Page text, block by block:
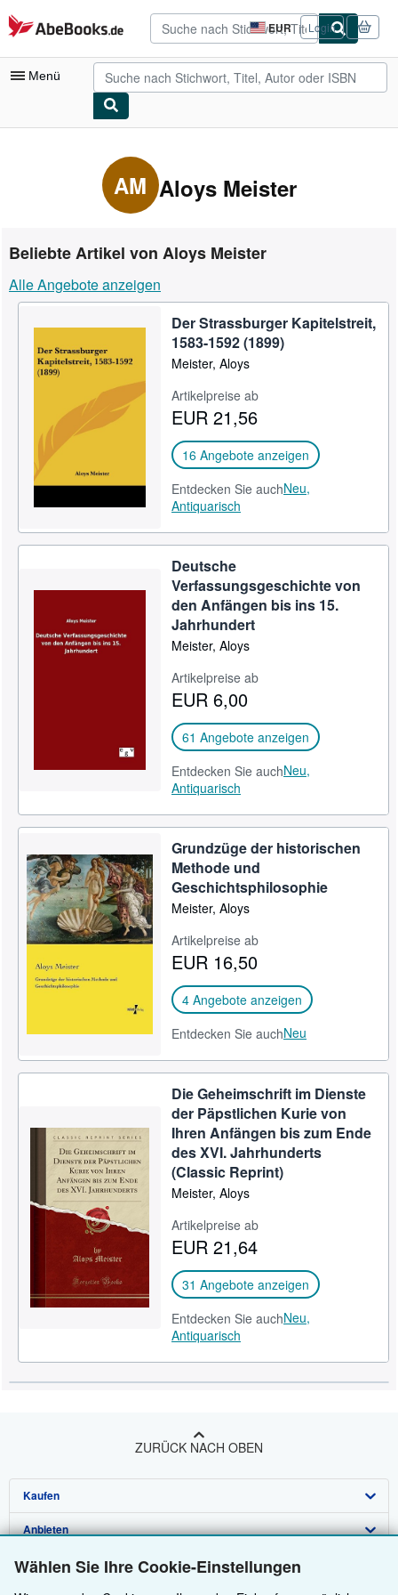
Wählen Sie Ihre Cookie-Einstellungen
Zum Hauptinhalt
AbeBooks.de EUR
Seite
der
Einkaufseinstellungen.
Login
Menü
Meine Bestellungen
Kunst & Sammlerstücke
Verkäufer
Verkäufer werden
SCHLIESSEN
AM Aloys Meister
Beliebte Artikel von Aloys Meister
Alle Angebote anzeigen
Der Strassburger Kapitelstreit,
1583-1592 (1899)
Meister, Aloys
Artikelpreise ab
EUR 21,56
16 Angebote anzeigen
Entdecken Sie auchNeu,
Antiquarisch
Deutsche
Verfassungsgeschichte von
den Anfängen bis ins 15.
Jahrhundert
Meister, Aloys
Artikelpreise ab
EUR 6,00
61 Angebote anzeigen
Entdecken Sie auchNeu,
Antiquarisch
Grundzüge der historischen
Methode und
Geschichtsphilosophie
Meister, Aloys
Artikelpreise ab
EUR 16,50
4 Angebote anzeigen
Entdecken Sie auchNeu
Die Geheimschrift im Dienste
der Päpstlichen Kurie von
Ihren Anfängen bis zum Ende
des XVI. Jahrhunderts
(Classic Reprint)
Meister, Aloys
Artikelpreise ab
EUR 21,64
31 Angebote anzeigen
Entdecken Sie auchNeu,
Antiquarisch
ZURÜCK NACH OBEN
Kaufen
Detailsuche
Sammlungen
Anbieten
Verkäufer werden
Über uns